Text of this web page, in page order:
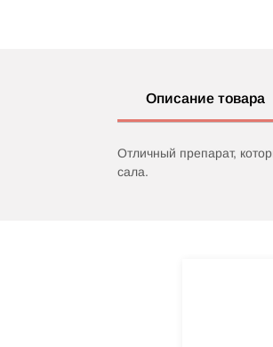
Описание товара
Отличный препарат,
сала.